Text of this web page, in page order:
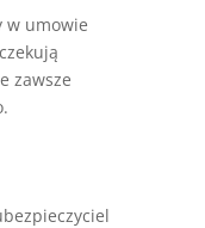
w umowie
zawsze